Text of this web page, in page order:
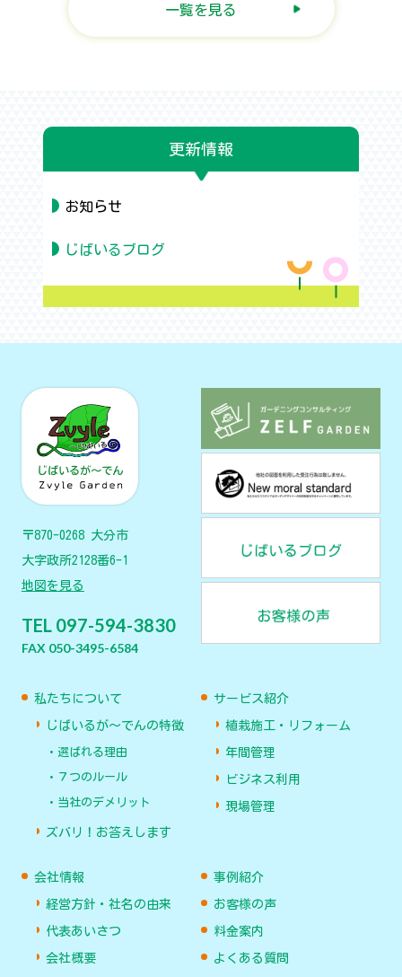
一覧を見る
更新情報
お知らせ
じばいるブログ
〒870-0268 大分市
大字政所2128番6-1
地図を見る
TEL 097-594-3830
FAX 050-3495-6584
私たちについて
じばいるが〜でんの特徴
選ばれる理由
７つのルール
当社のデメリット
ズバリ！お答えします
サービス紹介
植栽施工・リフォーム
年間管理
ビジネス利用
現場管理
会社情報
経営方針・社名の由来
代表あいさつ
会社概要
事例紹介
お客様の声
料金案内
よくある質問